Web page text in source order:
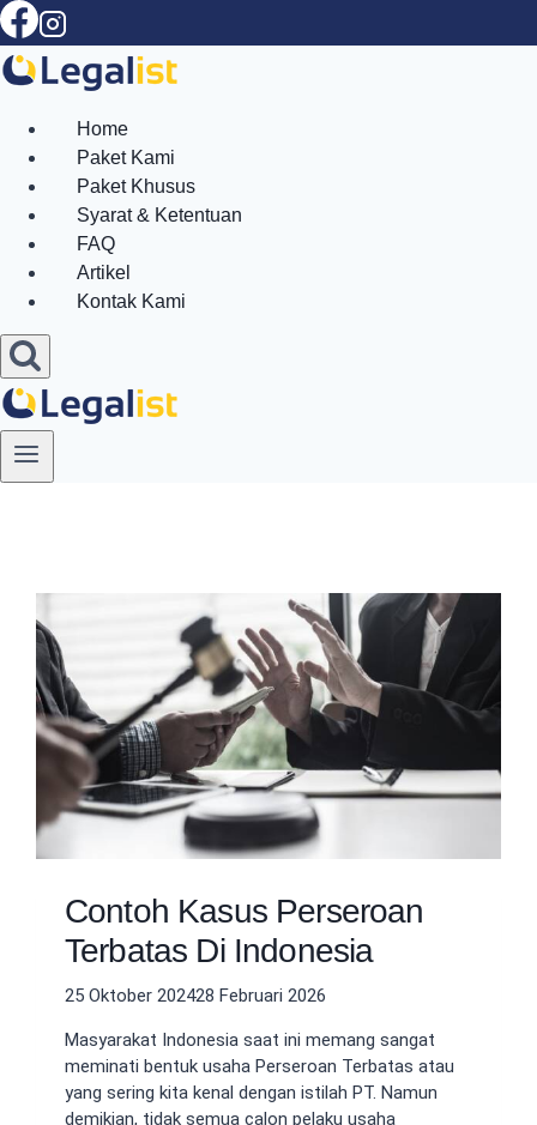
Skip
to
content
Home
Paket Kami
Paket Khusus
Syarat & Ketentuan
FAQ
Artikel
Kontak Kami
Contoh Kasus Perseroan
Terbatas Di Indonesia
25 Oktober 202428 Februari 2026
Masyarakat Indonesia saat ini memang sangat
meminati bentuk usaha Perseroan Terbatas atau
yang sering kita kenal dengan istilah PT. Namun
demikian, tidak semua calon pelaku usaha